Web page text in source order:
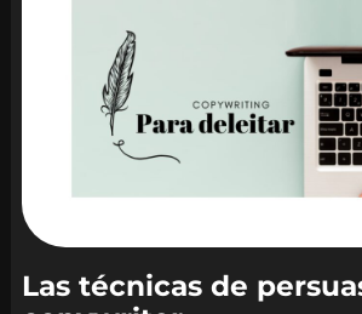
Las técnicas de